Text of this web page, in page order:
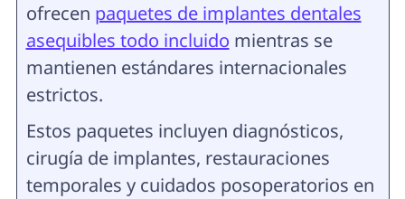
ofrecen paquetes de implantes dentales
asequibles todo incluido mientras se
mantienen estándares internacionales
estrictos.
Estos paquetes incluyen diagnósticos,
cirugía de implantes, restauraciones
temporales y cuidados posoperatorios en